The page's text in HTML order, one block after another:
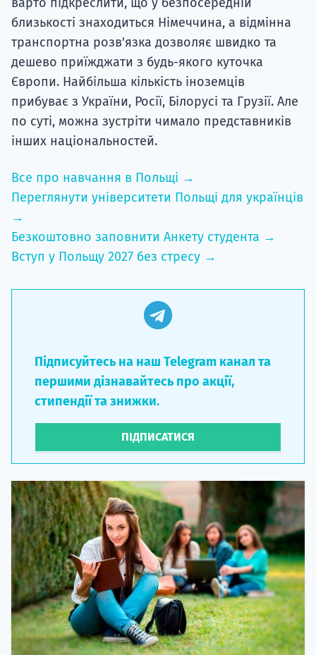
близькості знаходиться Німеччина, а відмінна
транспортна розв'язка дозволяє швидко та
дешево приїжджати з будь-якого куточка
Європи. Найбільша кількість іноземців
прибуває з України, Росії, Білорусі та Грузії. Але
по суті, можна зустріти чимало представників
інших національностей.
Все про навчання в Польщі →
Переглянути університети Польщі для українців
→
Безкоштовно заповнити Анкету студента →
Вступ у Польщу 2027 без стресу →
Підписуйтесь на наш Telegram канал та
першими дізнавайтесь про акції,
стипендії та знижки.
ПІДПИСАТИСЯ